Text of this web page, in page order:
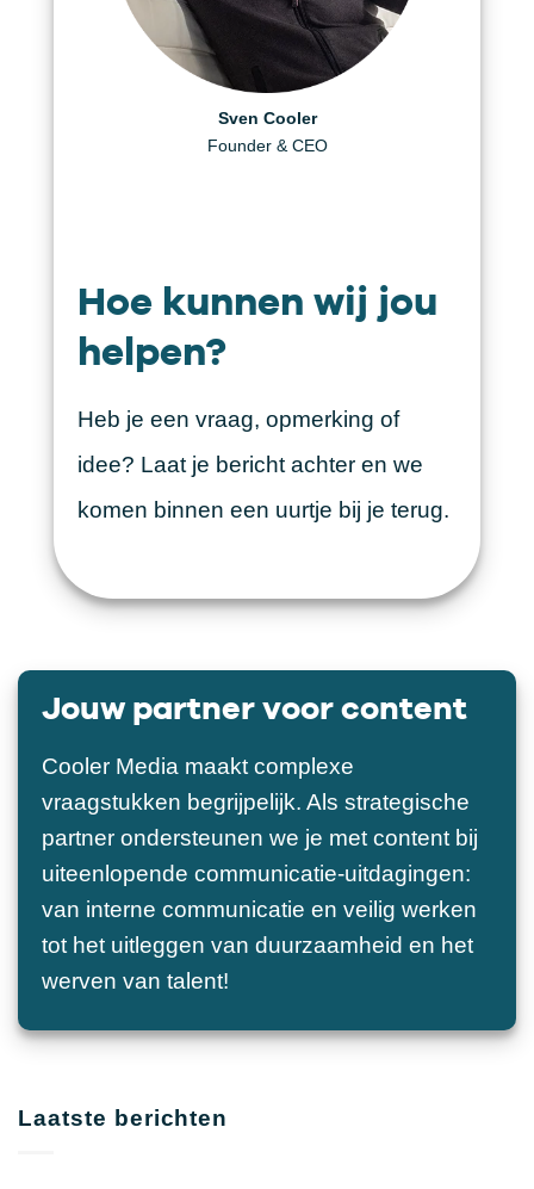
Sven Cooler
Founder & CEO
Helen Berger
Creative Producer
Daniël Visscher
Art Director
Hoe kunnen wij jou
helpen?
Heb je een vraag, opmerking of
idee? Laat je bericht achter en we
komen binnen een uurtje bij je terug.
Jouw partner voor content
Cooler Media maakt complexe
vraagstukken begrijpelijk. Als strategische
partner ondersteunen we je met content bij
uiteenlopende communicatie-uitdagingen:
van interne communicatie en veilig werken
tot het uitleggen van duurzaamheid en het
werven van talent!
Laatste berichten